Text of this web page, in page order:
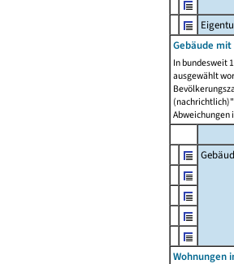
Gebäude
In bundesweit
ausgewählt
Abweichungen
Wohnungen